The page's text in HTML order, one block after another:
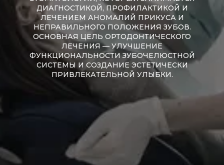
ДИАГНОСТИКОЙ, ПРОФИЛАКТИКОЙ И
ЛЕЧЕНИЕМ АНОМАЛИЙ ПРИКУСА И
НЕПРАВИЛЬНОГО ПОЛОЖЕНИЯ ЗУБОВ.
ОСНОВНАЯ ЦЕЛЬ ОРТОДОНТИЧЕСКОГО
ЛЕЧЕНИЯ — УЛУЧШЕНИЕ
ФУНКЦИОНАЛЬНОСТИ ЗУБОЧЕЛЮСТНОЙ
СИСТЕМЫ И СОЗДАНИЕ ЭСТЕТИЧЕСКИ
ПРИВЛЕКАТЕЛЬНОЙ УЛЫБКИ.